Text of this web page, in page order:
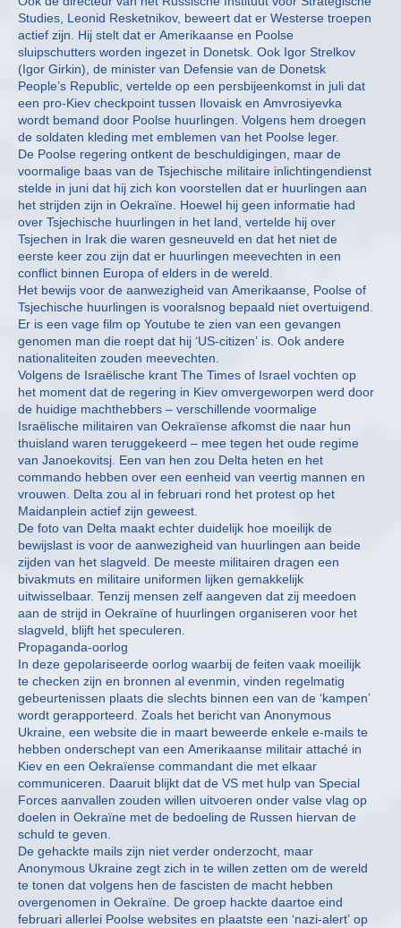
Studies, Leonid Resketnikov, beweert dat er Westerse troepen
actief zijn. Hij stelt dat er Amerikaanse en Poolse
sluipschutters worden ingezet in Donetsk. Ook Igor Strelkov
(Igor Girkin), de minister van Defensie van de Donetsk
People’s Republic, vertelde op een persbijeenkomst in juli dat
een pro-Kiev checkpoint tussen Ilovaisk en Amvrosiyevka
wordt bemand door Poolse huurlingen. Volgens hem droegen
de soldaten kleding met emblemen van het Poolse leger.
De Poolse regering ontkent de beschuldigingen, maar de
voormalige baas van de Tsjechische militaire inlichtingendienst
stelde in juni dat hij zich kon voorstellen dat er huurlingen aan
het strijden zijn in Oekraïne. Hoewel hij geen informatie had
over Tsjechische huurlingen in het land, vertelde hij over
Tsjechen in Irak die waren gesneuveld en dat het niet de
eerste keer zou zijn dat er huurlingen meevechten in een
conflict binnen Europa of elders in de wereld.
Het bewijs voor de aanwezigheid van Amerikaanse, Poolse of
Tsjechische huurlingen is vooralsnog bepaald niet overtuigend.
Er is een vage film op Youtube te zien van een gevangen
genomen man die roept dat hij ‘US-citizen’ is. Ook andere
nationaliteiten zouden meevechten.
Volgens de Israëlische krant The Times of Israel vochten op
het moment dat de regering in Kiev omvergeworpen werd door
de huidige machthebbers – verschillende voormalige
Israëlische militairen van Oekraïense afkomst die naar hun
thuisland waren teruggekeerd – mee tegen het oude regime
van Janoekovitsj. Een van hen zou Delta heten en het
commando hebben over een eenheid van veertig mannen en
vrouwen. Delta zou al in februari rond het protest op het
Maidanplein actief zijn geweest.
De foto van Delta maakt echter duidelijk hoe moeilijk de
bewijslast is voor de aanwezigheid van huurlingen aan beide
zijden van het slagveld. De meeste militairen dragen een
bivakmuts en militaire uniformen lijken gemakkelijk
uitwisselbaar. Tenzij mensen zelf aangeven dat zij meedoen
aan de strijd in Oekraïne of huurlingen organiseren voor het
slagveld, blijft het speculeren.
Propaganda-oorlog
In deze gepolariseerde oorlog waarbij de feiten vaak moeilijk
te checken zijn en bronnen al evenmin, vinden regelmatig
gebeurtenissen plaats die slechts binnen een van de ‘kampen’
wordt gerapporteerd. Zoals het bericht van Anonymous
Ukraine, een website die in maart beweerde enkele e-mails te
hebben onderschept van een Amerikaanse militair attaché in
Kiev en een Oekraïense commandant die met elkaar
communiceren. Daaruit blijkt dat de VS met hulp van Special
Forces aanvallen zouden willen uitvoeren onder valse vlag op
doelen in Oekraïne met de bedoeling de Russen hiervan de
schuld te geven.
De gehackte mails zijn niet verder onderzocht, maar
Anonymous Ukraine zegt zich in te willen zetten om de wereld
te tonen dat volgens hen de fascisten de macht hebben
overgenomen in Oekraïne. De groep hackte daartoe eind
februari allerlei Poolse websites en plaatste een ‘nazi-alert’ op